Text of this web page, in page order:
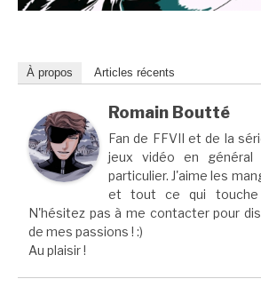
À propos Articles récents
Romain Boutté
Fan de FFVII et de la
jeux vidéo en général
particulier. J'aime les
et tout ce qui touche
N'hésitez pas à me contacter pour
de mes passions ! :)
Au plaisir !